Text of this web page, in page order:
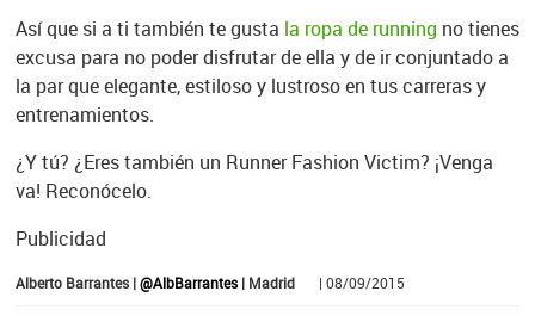
Así que si a ti también te gusta la ropa de running no tienes
excusa para no poder disfrutar de ella y de ir conjuntado a
la par que elegante, estiloso y lustroso en tus carreras y
entrenamientos.
¿Y tú? ¿Eres también un Runner Fashion Victim? ¡Venga
va! Reconócelo.
Publicidad
Alberto Barrantes |@AlbBarrantes| Madrid | 08/09/2015